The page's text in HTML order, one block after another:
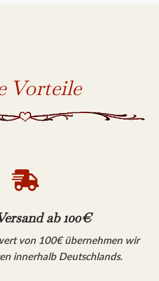
Vorteile

ab 100€
von 100€ übernehmen wir
innerhalb Deutschlands.